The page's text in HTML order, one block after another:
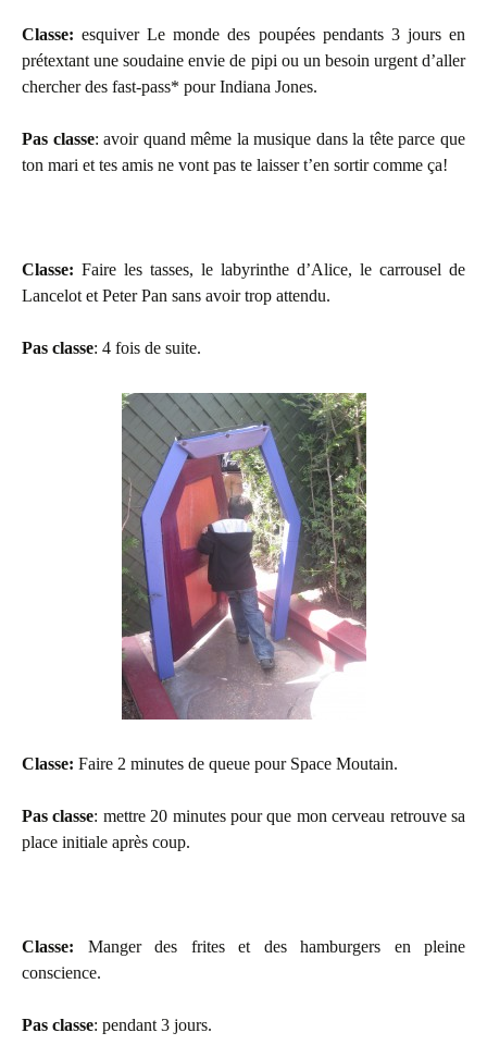
Classe: esquiver Le monde des poupées pendants 3 jours en
prétextant une soudaine envie de pipi ou un besoin urgent d’aller
chercher des fast-pass* pour Indiana Jones.
Pas classe: avoir quand même la musique dans la tête parce que
ton mari et tes amis ne vont pas te laisser t’en sortir comme ça!
Classe: Faire les tasses, le labyrinthe d’Alice, le carrousel de
Lancelot et Peter Pan sans avoir trop attendu.
Pas classe: 4 fois de suite.
Classe: Faire 2 minutes de queue pour Space Moutain.
Pas classe: mettre 20 minutes pour que mon cerveau retrouve sa
place initiale après coup.
Classe: Manger des frites et des hamburgers en pleine
conscience.
Pas classe: pendant 3 jours.